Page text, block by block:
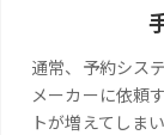
通常、予約シス
メーカーに依頼
トが増えてしま